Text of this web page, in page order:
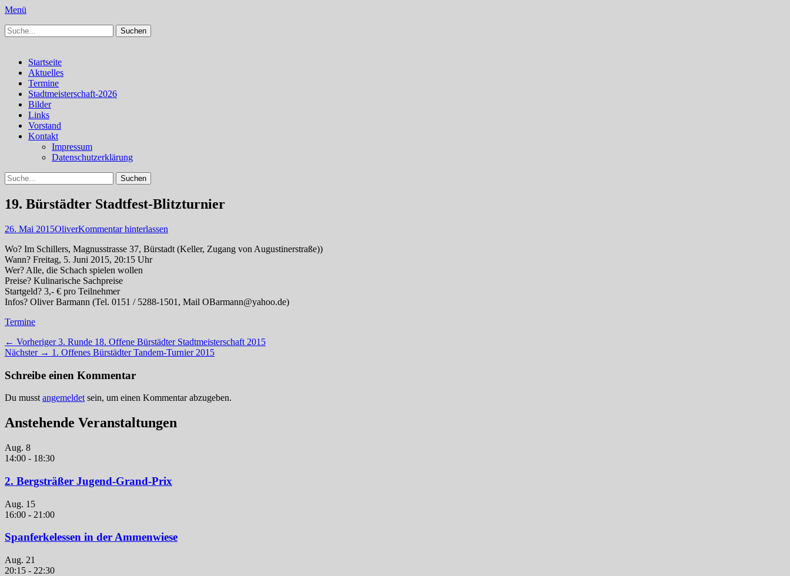
Menü
Schachfreunde Bürstadt
Schachfreunde im Web
Suchen
nach:
Primäres
Menü
Zum
Inhalt
springen
Startseite
Aktuelles
Termine
Stadtmeisterschaft-2026
Bilder
Links
Vorstand
Kontakt
Impressum
Datenschutzerklärung
Suchen
Suchen
nach:
19. Bürstädter Stadtfest-Blitzturnier
Veröffentlicht
26. Mai 2015Autor
OliverKommentar hinterlassen
Wo? Im Schillers, Magnusstrasse 37, Bürstadt (Keller, Zugang von Augustinerstraße))
Wann? Freitag, 5. Juni 2015, 20:15 Uhr
Wer? Alle, die Schach spielen wollen
Preise? Kulinarische Sachpreise
Startgeld? 3,- € pro Teilnehmer
Infos? Oliver Barmann (Tel. 0151 / 5288-1501, Mail OBarmann@yahoo.de)
Kategorien
Termine
Beitragsnavigation
← Vorheriger Vorheriger
Beitrag:
3. Runde 18. Offene Bürstädter Stadtmeisterschaft 2015
Nächster → Nächster
1. Offenes Bürstädter Tandem-Turnier 2015
Schreibe einen Kommentar
Du musst angemeldet sein, um einen Kommentar abzugeben.
Anstehende Veranstaltungen
Aug. 8
14:00 - 18:30
2. Bergsträßer Jugend-Grand-Prix
Aug. 15
16:00 - 21:00
Spanferkelessen in der Ammenwiese
Aug. 21
20:15 - 22:30